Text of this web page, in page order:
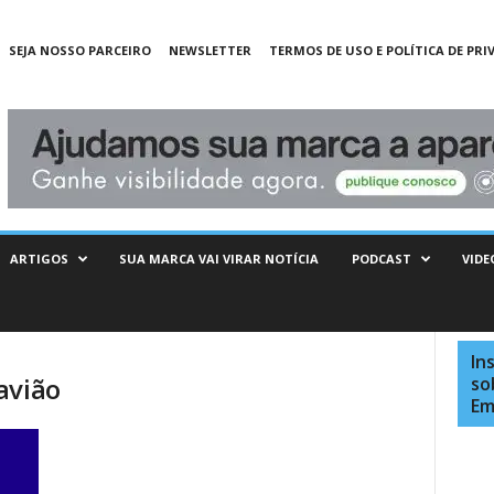
SEJA NOSSO PARCEIRO NEWSLETTER TERMOS DE USO E POLÍTICA DE
ARTIGOS SUA MARCA VAI VIRAR NOTÍCIA PODCAST